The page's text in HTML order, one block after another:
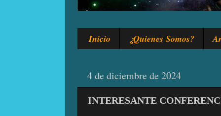
Inicio ¿Quienes Somos?
4 de diciembre de 2024
INTERESANTE